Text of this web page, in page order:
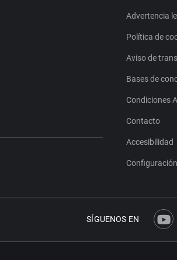
Advertencia
Política de
Aviso de
Bases de
Condiciones
Contacto
Accesibilidad
SÍGUENOS EN